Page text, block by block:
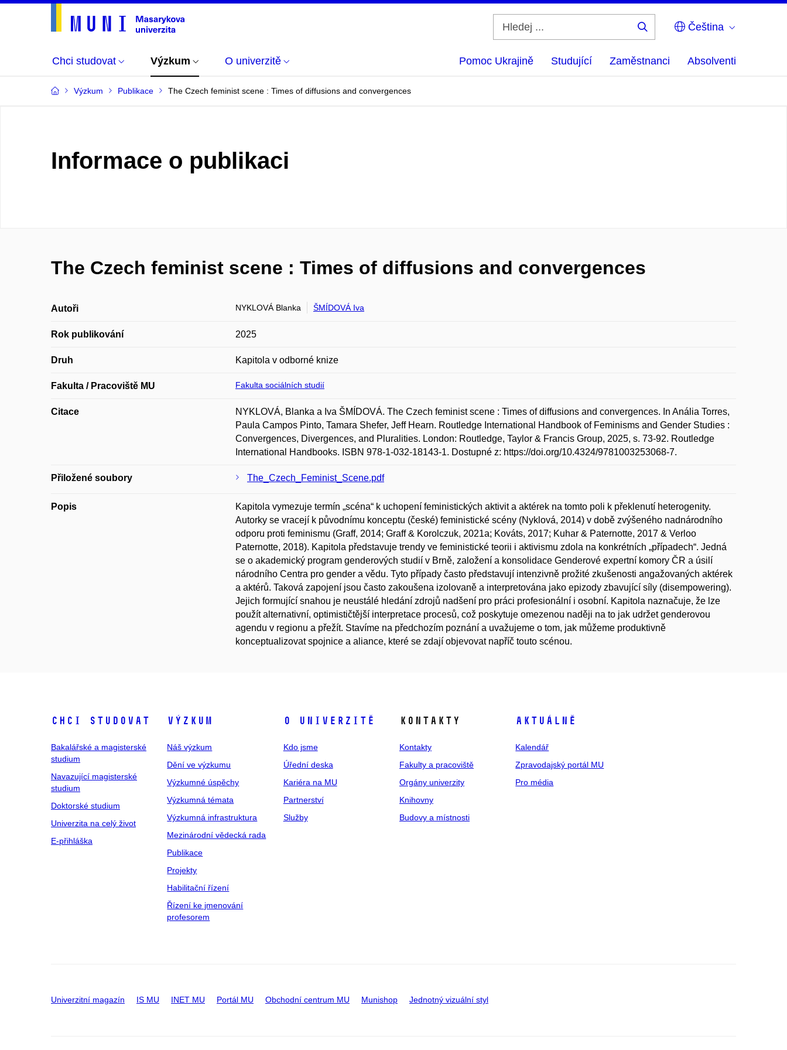
Čeština
Chci studovat Výzkum O univerzitě Pomoc Ukrajině Studující Zaměstnanci Absolventi
Výzkum Publikace The Czech feminist scene : Times of diffusions and convergences
Informace o publikaci
The Czech feminist scene : Times of diffusions and convergences
Autoři NYKLOVÁ Blanka ŠMÍDOVÁ Iva
Rok publikování 2025
Druh Kapitola v odborné knize
Fakulta / Pracoviště MU Fakulta sociálních studií
Citace
NYKLOVÁ, Blanka a Iva ŠMÍDOVÁ. The Czech feminist scene : Times of diffusions and convergences. In Anália Torres,
Paula Campos Pinto, Tamara Shefer, Jeff Hearn. Routledge International Handbook of Feminisms and Gender Studies :
Convergences, Divergences, and Pluralities. London: Routledge, Taylor & Francis Group, 2025, s. 73-92. Routledge
International Handbooks. ISBN 978-1-032-18143-1. Dostupné z: https://doi.org/10.4324/9781003253068-7.
Přiložené soubory The_Czech_Feminist_Scene.pdf
Popis
Kapitola vymezuje termín „scéna“ k uchopení feministických aktivit a aktérek na tomto poli k překlenutí heterogenity.
Autorky se vracejí k původnímu konceptu (české) feministické scény (Nyklová, 2014) v době zvýšeného nadnárodního
odporu proti feminismu (Graff, 2014; Graff & Korolczuk, 2021a; Kováts, 2017; Kuhar & Paternotte, 2017 & Verloo
Paternotte, 2018). Kapitola představuje trendy ve feministické teorii i aktivismu zdola na konkrétních „případech“. Jedná
se o akademický program genderových studií v Brně, založení a konsolidace Genderové expertní komory ČR a úsilí
národního Centra pro gender a vědu. Tyto případy často představují intenzivně prožité zkušenosti angažovaných aktérek
a aktérů. Taková zapojení jsou často zakoušena izolovaně a interpretována jako epizody zbavující síly (disempowering).
Jejich formující snahou je neustálé hledání zdrojů nadšení pro práci profesionální i osobní. Kapitola naznačuje, že lze
použít alternativní, optimističtější interpretace procesů, což poskytuje omezenou naději na to jak udržet genderovou
agendu v regionu a přežít. Stavíme na předchozím poznání a uvažujeme o tom, jak můžeme produktivně
konceptualizovat spojnice a aliance, které se zdají objevovat napříč touto scénou.
Chci studovat
Bakalářské a magisterské
studium
Navazující magisterské
studium
Doktorské studium
Univerzita na celý život
E-přihláška
Výzkum
Náš výzkum
Dění ve výzkumu
Výzkumné úspěchy
Výzkumná témata
Výzkumná infrastruktura
Mezinárodní vědecká rada
Publikace
Projekty
Habilitační řízení
Řízení ke jmenování
profesorem
O univerzitě
Kdo jsme
Úřední deska
Kariéra na MU
Partnerství
Služby
Kontakty
Kontakty
Fakulty a pracoviště
Orgány univerzity
Knihovny
Budovy a místnosti
Aktuálně
Kalendář
Zpravodajský portál MU
Pro média
Univerzitní magazín IS MU INET MU Portál MU Obchodní centrum MU Munishop Jednotný vizuální styl